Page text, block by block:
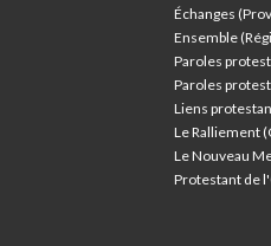
Échanges
Ensemble
Paroles
Paroles
Liens
Le Ralliement
Le Nouveau
Protestant de